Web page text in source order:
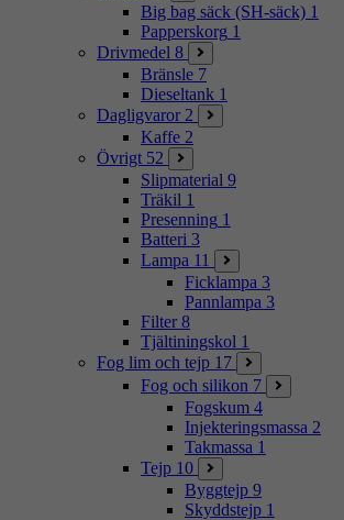
Big bag säck (SH-säck) 1
Papperskorg 1
Drivmedel 8
Bränsle 7
Dieseltank 1
Dagligvaror 2
Kaffe 2
Övrigt 52
Slipmaterial 9
Träkil 1
Presenning 1
Batteri 3
Lampa 11
Ficklampa 3
Pannlampa 3
Filter 8
Tjältiningskol 1
Fog lim och tejp 17
Fog och silikon 7
Fogskum 4
Injekteringsmassa 2
Takmassa 1
Tejp 10
Byggtejp 9
Skyddstejp 1